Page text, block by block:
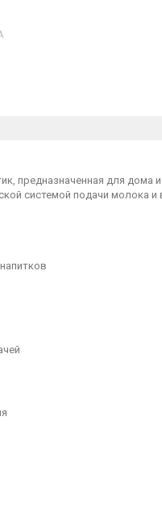
предназначенная для дома
системой подачи молока